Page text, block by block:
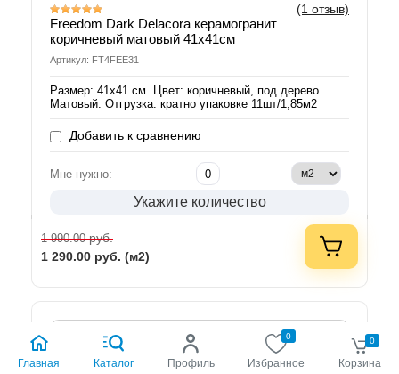
(1 отзыв)
Freedom Dark Delacora керамогранит
коричневый матовый 41х41см
Артикул: FT4FEE31
Размер: 41х41 см. Цвет: коричневый, под дерево.
Матовый. Отгрузка: кратно упаковке 11шт/1,85м2
Добавить к сравнению
Мне нужно:
Укажите количество
1 990.00руб.
1 290.00 руб. (м2)
Главная Каталог Профиль
0
Избранное
0
Корзина